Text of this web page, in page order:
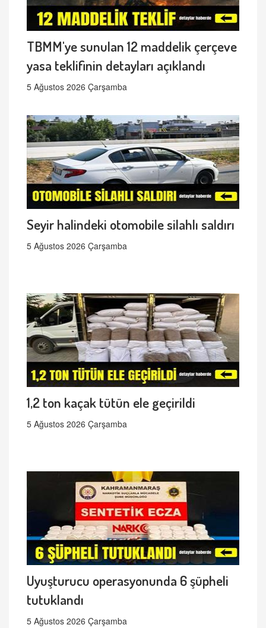
TBMM'ye sunulan 12 maddelik çerçeve
yasa teklifinin detayları açıklandı
5 Ağustos 2026 Çarşamba
Seyir halindeki otomobile silahlı saldırı
5 Ağustos 2026 Çarşamba
1,2 ton kaçak tütün ele geçirildi
5 Ağustos 2026 Çarşamba
Uyuşturucu operasyonunda 6 şüpheli
tutuklandı
5 Ağustos 2026 Çarşamba